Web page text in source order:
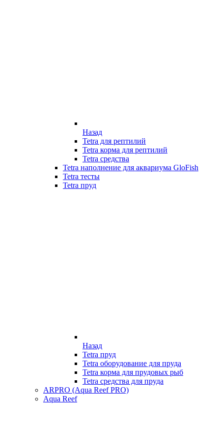
Назад
Tetra для рептилий
Tetra корма для рептилий
Tetra средства
Tetra наполнение для аквариума GloFish
Tetra тесты
Tetra пруд
Назад
Tetra пруд
Tetra оборудование для пруда
Tetra корма для прудовых рыб
Tetra средства для пруда
ARPRO (Aqua Reef PRO)
Aqua Reef